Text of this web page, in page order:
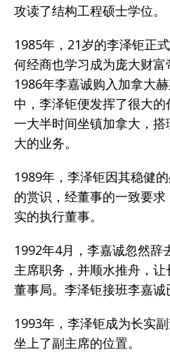
攻读了结构工程硕士学位。
1985年，21岁的李泽钜正
何经商也学习成为庞大财
1986年李嘉诚购入加拿大
中，李泽钜便发挥了很大
一大半时间坐镇加拿大，
大的业务。
1989年，李泽钜因其稳健
的赏识，经董事的一致要
实的执行董事。
1992年4月，李嘉诚忽然辞
主席职务，并顺水推舟，
董事局。李泽钜接班李嘉诚
1993年，李泽钜成为长实
坐上了副主席的位置。